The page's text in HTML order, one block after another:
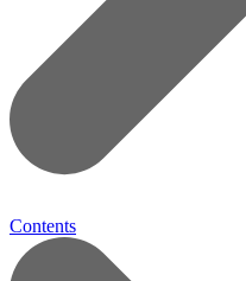
Contents